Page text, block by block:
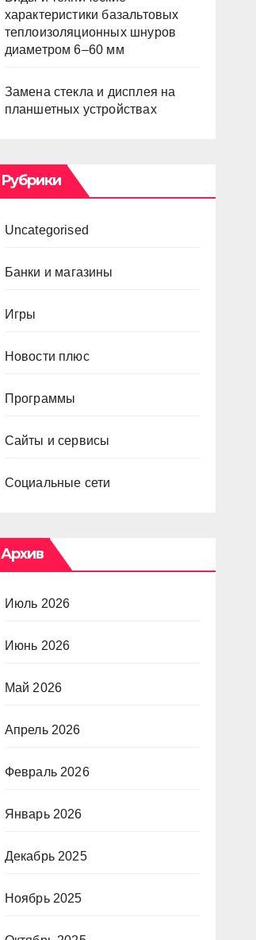
характеристики базальтовых
теплоизоляционных шнуров
диаметром 6–60 мм
Замена стекла и дисплея на
планшетных устройствах
Рубрики
Uncategorised
Банки и магазины
Игры
Новости плюс
Программы
Сайты и сервисы
Социальные сети
Архив
Июль 2026
Июнь 2026
Май 2026
Апрель 2026
Февраль 2026
Январь 2026
Декабрь 2025
Ноябрь 2025